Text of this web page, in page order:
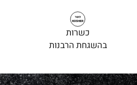
כשרות
בהשגחת הרבנות